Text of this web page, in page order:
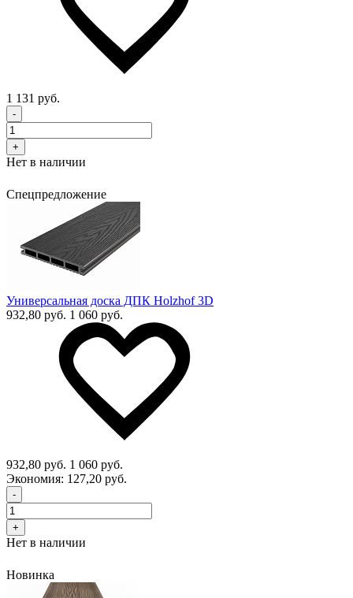
1 131 руб.
-
+
Нет в наличии
Спецпредложение
Универсальная доска ДПК Holzhof 3D
932,80 руб. 1 060 руб.
932,80 руб. 1 060 руб.
Экономия: 127,20 руб.
-
+
Нет в наличии
Новинка